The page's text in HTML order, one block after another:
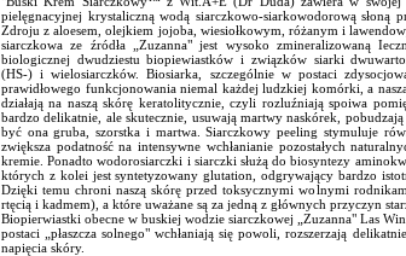
pielęgnacyjnej krystaliczną wodą siarczkowo-siarkowodorową słoną
Zdroju z aloesem, olejkiem jojoba, wiesiołkowym, różanym i
siarczkowa ze źródła „Zuzanna" jest wysoko zmineralizowaną
biologicznej dwudziestu biopiewiastków i związków siarki
(HS-) i wielosiarczków. Biosiarka, szczególnie w postaci
prawidłowego funkcjonowania niemal każdej ludzkiej komórki, a
działają na naszą skórę keratolitycznie, czyli rozluźniają spoiwa
bardzo delikatnie, ale skutecznie, usuwają martwy naskórek,
być ona gruba, szorstka i martwa. Siarczkowy peeling stymuluje
zwiększa podatność na intensywne wchłanianie pozostałych
kremie. Ponadto wodorosiarczki i siarczki służą do biosyntezy
których z kolei jest syntetyzowany glutation, odgrywający bardzo
Dzięki temu chroni naszą skórę przed toksycznymi wolnymi
rtęcią i kadmem), a które uważane są za jedną z głównych przyczyn
Biopierwiastki obecne w buskiej wodzie siarczkowej „Zuzanna" Las
postaci „płaszcza solnego" wchłaniają się powoli, rozszerzają
napięcia skóry.